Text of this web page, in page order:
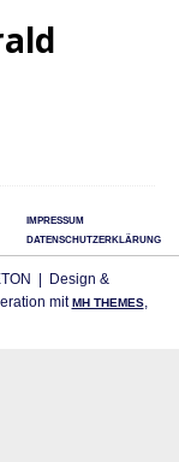
IMPRESSUM
DATENSCHUTZERKLÄRUNG
| Design &
mitMH THEMES,